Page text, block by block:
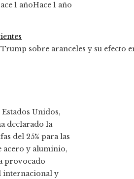
1 añoHace 1 año
sobre aranceles y su efecto
Unidos,
declarado la
del 25% para las
acero y aluminio,
provocado
internacional y